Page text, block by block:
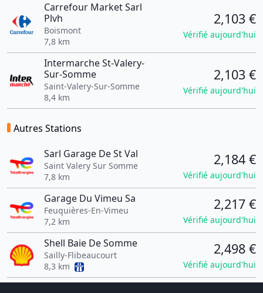
Carrefour Market Sarl
Plvh
Boismont
7,8 km
2,103 €
Vérifié aujourd'hui
Intermarche St-Valery-
Sur-Somme
Saint-Valery-Sur-Somme
8,4 km
2,103 €
Vérifié aujourd'hui
Autres Stations
Sarl Garage De St Val
Saint Valery Sur Somme
7,8 km
2,184 €
Vérifié aujourd'hui
Garage Du Vimeu Sa
Feuquières-En-Vimeu
7,2 km
2,217 €
Vérifié aujourd'hui
Shell Baie De Somme
Sailly-Flibeaucourt
8,3 km
2,498 €
Vérifié aujourd'hui